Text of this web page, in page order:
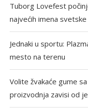
Tuborg Lovefest
najvećih imena
Jednaki u sportu:
mesto na terenu
Volite žvakaće gume
proizvodnja zavisi od